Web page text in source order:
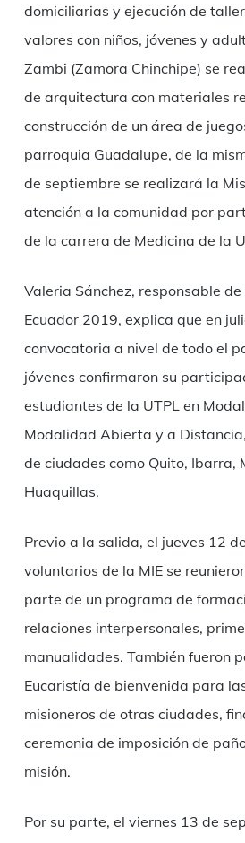
domiciliarias y ejecución de
valores con niños, jóvenes y
Zambi (Zamora Chinchipe) se
de arquitectura con materiales
construcción de un área de
parroquia Guadalupe, de la
de septiembre se realizará la
atención a la comunidad por
de la carrera de Medicina de la
Valeria Sánchez, responsable
Ecuador 2019, explica que en
convocatoria a nivel de todo el
jóvenes confirmaron su
estudiantes de la UTPL en
Modalidad Abierta y a
de ciudades como Quito, Ibarra,
Huaquillas.
Previo a la salida, el jueves 12
voluntarios de la MIE se
parte de un programa de
relaciones interpersonales,
manualidades. También fueron
Eucaristía de bienvenida para
misioneros de otras ciudades,
ceremonia de imposición de
misión.
Por su parte, el viernes 13 de